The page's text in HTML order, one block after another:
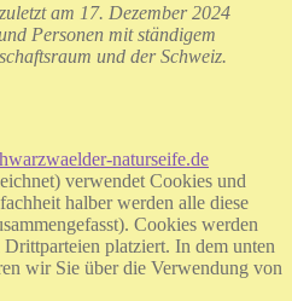
am 17. Dezember 2024
Personen mit ständigem
und der Schweiz.
naturseife.de
verwendet Cookies und
halber werden alle diese
Cookies werden
platziert. In dem unten
wir Sie über die Verwendung von